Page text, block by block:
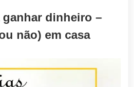
ganhar dinheiro –
não) em casa